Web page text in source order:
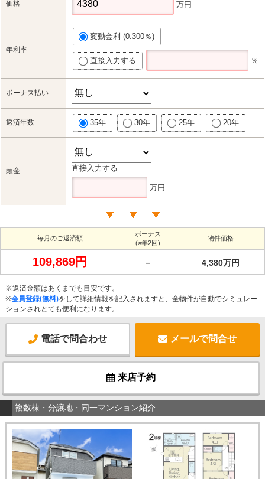
価格 万円
年利率
変動金利 (0.300％)
直接入力する ％
ボーナス払い
返済年数 35年 30年 25年 20年
頭金 直接入力する
万円
毎月のご返済額
ボーナス
(×年2回)
物件価格
109,869円 － 4,380万円
※返済金額はあくまでも目安です。
※会員登録(無料)をして詳細情報を記入されますと、全物件が自動でシミュレー
ションされとても便利になります。
電話で問合わせ メールで問合せ
来店予約
複数棟・分譲地・同一マンション紹介